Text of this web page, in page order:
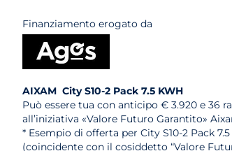
Finanziamento erogato da
AIXAM City S10-2 Pack 7.5 KWH
Può essere tua con anticipo € 3.920 e 36
all’iniziativa «Valore Futuro Garantito»
* Esempio di offerta per City S10-2 Pack
(coincidente con il cosiddetto “Valore